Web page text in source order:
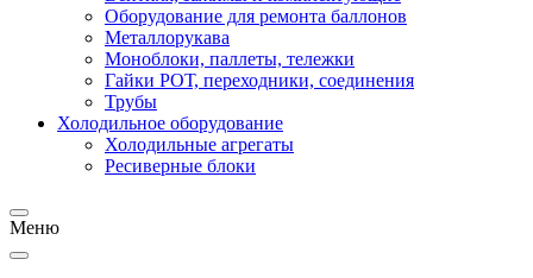
Оборудование для ремонта баллонов
Металлорукава
Моноблоки, паллеты, тележки
Гайки РОТ, переходники, соединения
Трубы
Холодильное оборудование
Холодильные агрегаты
Ресиверные блоки
Меню